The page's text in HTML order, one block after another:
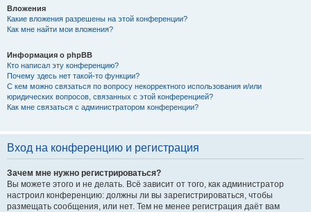
Вложения
Какие вложения разрешены на этой конференции?
Как мне найти мои вложения?
Информация о phpBB
Кто написал эту конференцию?
Почему здесь нет такой-то функции?
С кем можно связаться по вопросу некорректного использования и/или
юридических вопросов, связанных с этой конференцией?
Как мне связаться с администратором конференции?
Вход на конференцию и регистрация
Зачем мне нужно регистрироваться?
Вы можете этого и не делать. Всё зависит от того, как администратор
настроил конференцию: должны ли вы зарегистрироваться, чтобы
размещать сообщения, или нет. Тем не менее регистрация даёт вам